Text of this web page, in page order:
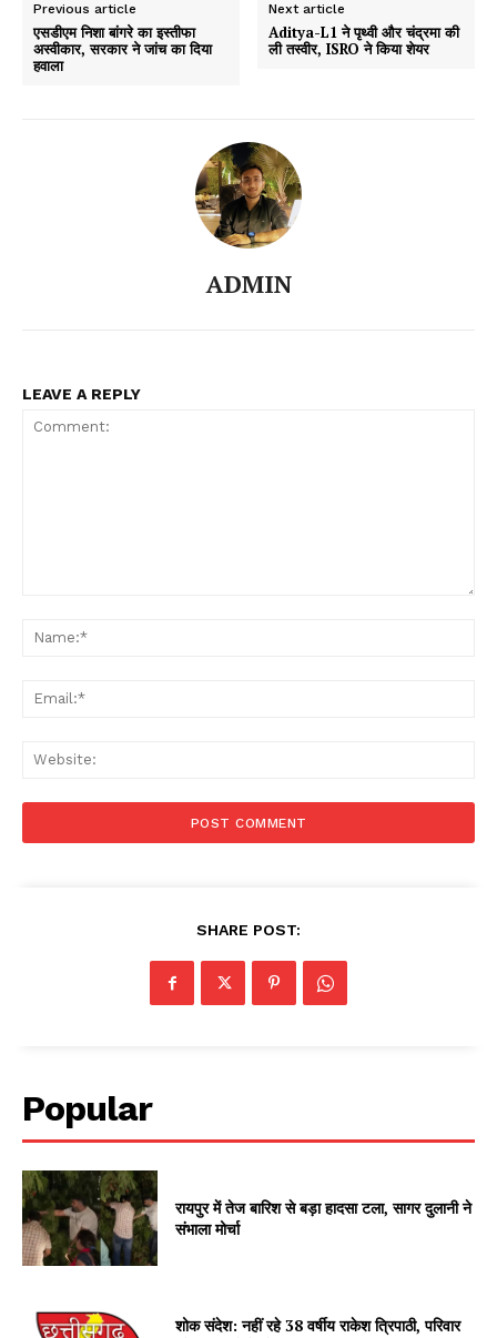
Previous article
एसडीएम निशा बांगरे का इस्तीफा
अस्वीकार, सरकार ने जांच का दिया
हवाला
Next article
Aditya-L1 ने पृथ्वी और चंद्रमा की
ली तस्वीर, ISRO ने किया शेयर
ADMIN
LEAVE A REPLY
SHARE POST:
Popular
रायपुर में तेज बारिश से बड़ा हादसा टला, सागर दुलानी ने
संभाला मोर्चा
शोक संदेश: नहीं रहे 38 वर्षीय राकेश त्रिपाठी, परिवार